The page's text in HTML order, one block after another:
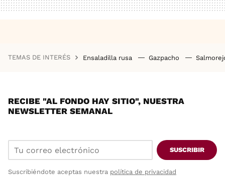
TEMAS DE INTERÉS Ensaladilla rusa Gazpacho
RECIBE "AL FONDO HAY SITIO", NUESTRA
NEWSLETTER SEMANAL
SUSCRIBIR
Suscribiéndote aceptas nuestra política de privacidad